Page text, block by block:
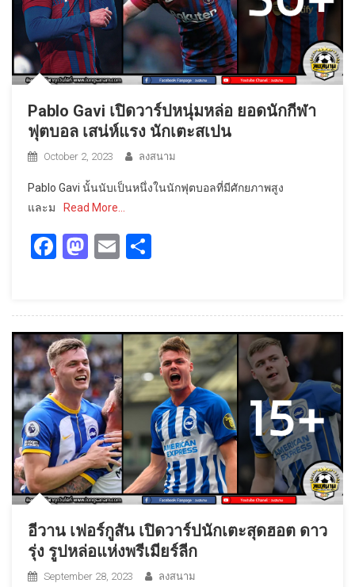
Pablo Gavi เปิดวาร์ปหนุ่มหล่อ ยอดนักกีฬา
ฟุตบอล เสน่ห์แรง นักเตะสเปน
October 2, 2023 ลงสนาม
Pablo Gavi นั้นนับเป็นหนึ่งในนักฟุตบอลที่มีศักยภาพสูง
และม
Read More…
Facebook
Mastodon
Email
อีวาน เฟอร์กูสัน เปิดวาร์ปนักเตะสุดฮอต ดาว
รุ่ง รูปหล่อแห่งพรีเมียร์ลีก
September 28, 2023 ลงสนาม